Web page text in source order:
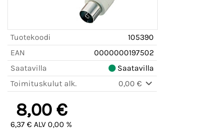
Tuotekoodi
105390
EAN
0000000197502
Saatavilla
Saatavilla
Toimituskulut alk.
0,00 €
8,00 €
6,37 € ALV 0,00 %